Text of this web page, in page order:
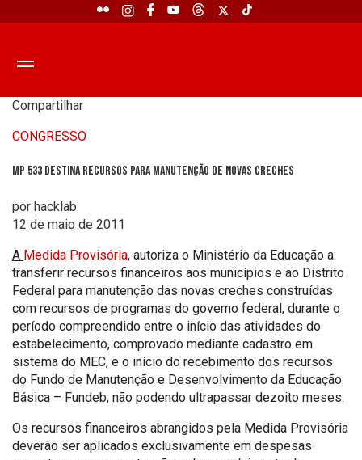
Compartilhar
CONGRESSO
MP 533 destina recursos para manutenção de novas creches
por hacklab
12 de maio de 2011
A Medida Provisória, autoriza o Ministério da Educação a
transferir recursos financeiros aos municípios e ao Distrito
Federal para manutenção das novas creches construídas
com recursos de programas do governo federal, durante o
período compreendido entre o início das atividades do
estabelecimento, comprovado mediante cadastro em
sistema do MEC, e o início do recebimento dos recursos
do Fundo de Manutenção e Desenvolvimento da Educação
Básica – Fundeb, não podendo ultrapassar dezoito meses.
Os recursos financeiros abrangidos pela Medida Provisória
deverão ser aplicados exclusivamente em despesas